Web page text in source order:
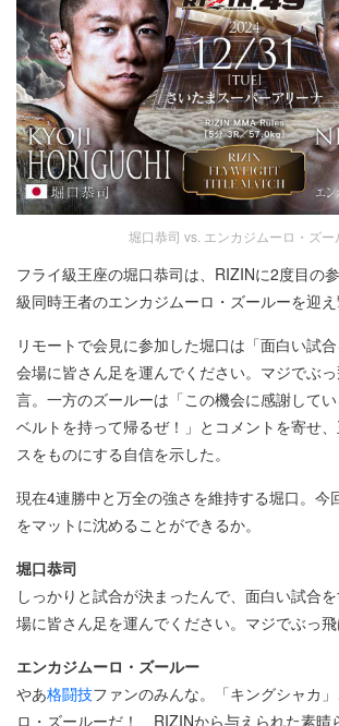
堀口恭司 vs. エンカジムーロ・ズー
フライ級王座の堀口恭司は、RIZINに2度目の
級同時王者のエンカジムーロ・ズールーを迎え
リモートで会見に参加した堀口は「面白い試
会場に皆さん足を運んでください。マジでぶ
言。一方のズールーは「この機会に感謝して
ベルトを持って帰るぜ！」とコメントを寄せ
スをものにする自信を示した。
現在4連勝中と万全の強さを維持する堀口。今
をマットに沈めることができるか。
堀口恭司
しっかりと試合が決まったんで、面白い試合
場に皆さん足を運んでください。マジでぶっ飛
エンカジムーロ・ズールー
やあ格闘技ファンのみんな。「キングシャカ
ロ・ズールーだ！ RIZINから与えられた素晴